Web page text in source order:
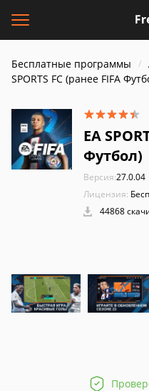
Бесплатные программы
SPORTS FC (ранее FIFA
EA
Футбол)
Версия:27.0.04
Лицензия:
44868